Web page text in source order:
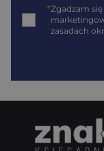
*Zgadzam
zasadach